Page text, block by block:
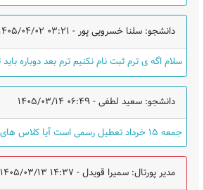
دانشجو: سلنا خسرویی پور - 04/02 03:21
سلام اگه ی ترم ثبت نام نکنیم ترم بعد دوباره
دانشجو: سعید لطفی -1405/03/14 06:49
جمعه ۱۵ خرداد تعطیل رسمی است آیا کلاس های آن روز برگذار میشود؟
مدیر پورتال: سمیرا قویدل -1405/03/13 14:37